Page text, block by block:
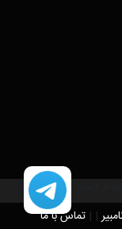
|
|تماس با ما